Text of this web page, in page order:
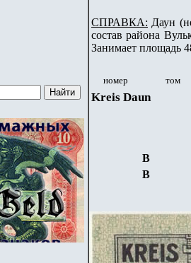
СПРАВКА: Даун
состав района
Занимает площадь
номер том
Kreis Daun
B
B